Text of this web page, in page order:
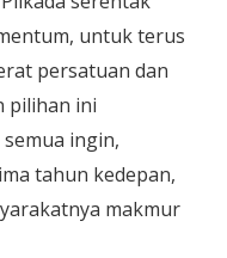
untuk terus
persatuan dan
pilihan ini
ingin,
tahun kedepan,
makmur